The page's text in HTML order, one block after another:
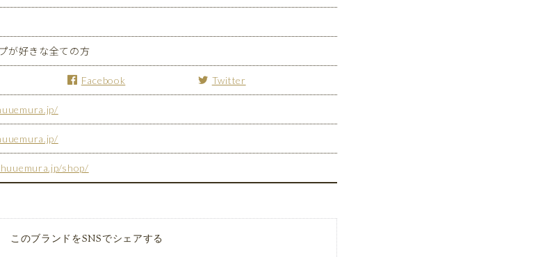
が好きな全ての方
Facebook Twitter
shop/
このブランドをSNSでシェアする